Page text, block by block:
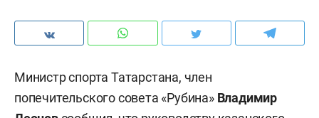
Министр спорта Татарстана, член
попечительского совета «Рубина» Владимир